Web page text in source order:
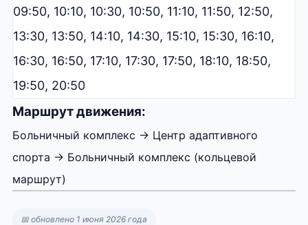
09:50, 10:10, 10:30, 10:50, 11:10, 11:50, 12:50,
13:30, 13:50, 14:10, 14:30, 15:10, 15:30, 16:10,
16:30, 16:50, 17:10, 17:30, 17:50, 18:10, 18:50,
19:50, 20:50
Маршрут движения:
Больничный комплекс → Центр адаптивного
спорта → Больничный комплекс (кольцевой
маршрут)
📅 обновлено 1 июня 2026 года